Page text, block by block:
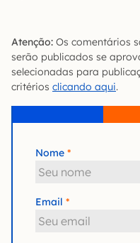
Atenção: Os comentários
serão publicados se
selecionadas para
critérios clicando aqui.
Nome
Email